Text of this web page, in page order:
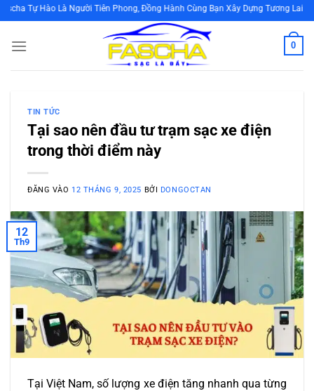
Bỏ
qua
nội
Là Người Tiên Phong, Đồng Hành Cùng Bạn Xây Dựng Tương Lai Bền Vững
0
TIN TỨC
Tại sao nên đầu tư trạm sạc xe điện
trong thời điểm này
ĐĂNG VÀO 12 THÁNG 9, 2025 BỞI DONGOCTAN
12
Th9
Tại Việt Nam, số lượng xe điện tăng nhanh qua từng